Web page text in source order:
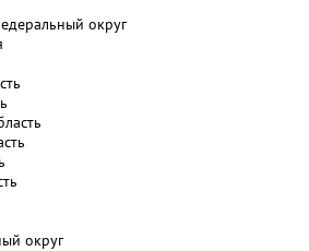
округ
округ